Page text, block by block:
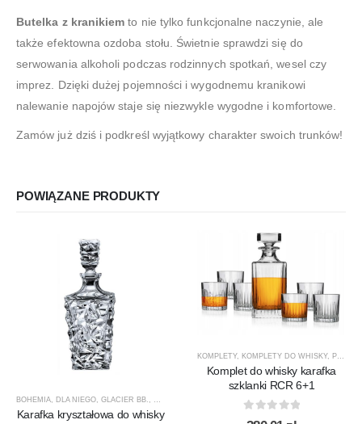
Butelka z kranikiem to nie tylko funkcjonalne naczynie, ale
także efektowna ozdoba stołu. Świetnie sprawdzi się do
serwowania alkoholi podczas rodzinnych spotkań, wesel czy
imprez. Dzięki dużej pojemności i wygodnemu kranikowi
nalewanie napojów staje się niezwykle wygodne i komfortowe.
Zamów już dziś i podkreśl wyjątkowy charakter swoich trunków!
POWIĄZANE PRODUKTY
BOHEMIA, DLA NIEGO, GLACIER BB. , KARAFKI KARAFKI DO WHISKY , PREZENTY
Karafka kryształowa do whisky
KOMPLETY, KOMPLETY DO WHISKY, PREZENTY
Komplet do whisky karafka
szklanki RCR 6+1
0out of 5